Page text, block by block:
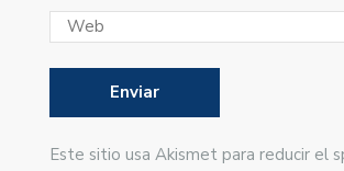
Este sitio usa Akismet para reducir el